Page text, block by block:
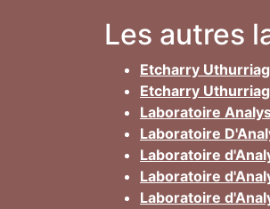
Les autres
Etcharry
Etcharry
Laboratoire
Laboratoire
Laboratoire
Laboratoire
Laboratoire